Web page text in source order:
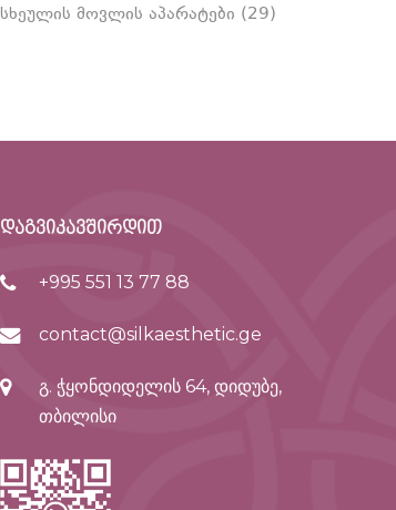
სხეულის მოვლის აპარატები (29)
დაგვიკავშირდით
+995 551 13 77 88
contact@silkaesthetic.ge
გ. ჭყონდიდელის 64, დიდუბე,
თბილისი